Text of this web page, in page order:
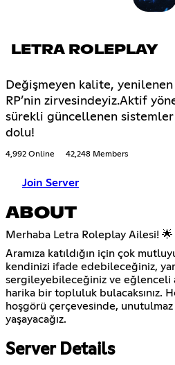
LETRA ROLEPLAY
Değişmeyen kalite,
RP’nin zirvesindeyiz.Aktif
sürekli güncellenen sistemler
dolu!
4,992 Online 42,248 Members
Join Server
ABOUT
Merhaba Letra Roleplay Ailesi! 🌟
Aramıza katıldığın için çok
kendinizi ifade edebileceğiniz,
sergileyebileceğiniz ve eğlenceli
harika bir topluluk bulacaksınız.
hoşgörü çerçevesinde,
yaşayacağız.
Server Details